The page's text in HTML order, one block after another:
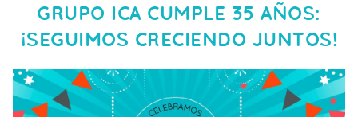
GRUPO ICA CUMPLE 35 AÑOS:
¡SEGUIMOS CRECIENDO JUNTOS!